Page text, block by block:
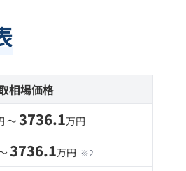
相場価格
〜3736.1万円
3736.1万円 ※2